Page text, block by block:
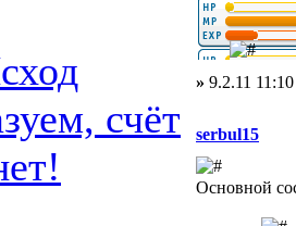
счёт
» 9.2.11 11:10
serbul15
Основной